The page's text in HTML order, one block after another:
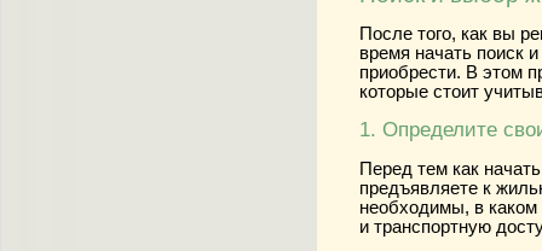
После того, как вы
время начать поиск
приобрести. В этом
которые стоит
1. Определите
Перед тем как
предъявляете к
необходимы, в каком
и транспортную